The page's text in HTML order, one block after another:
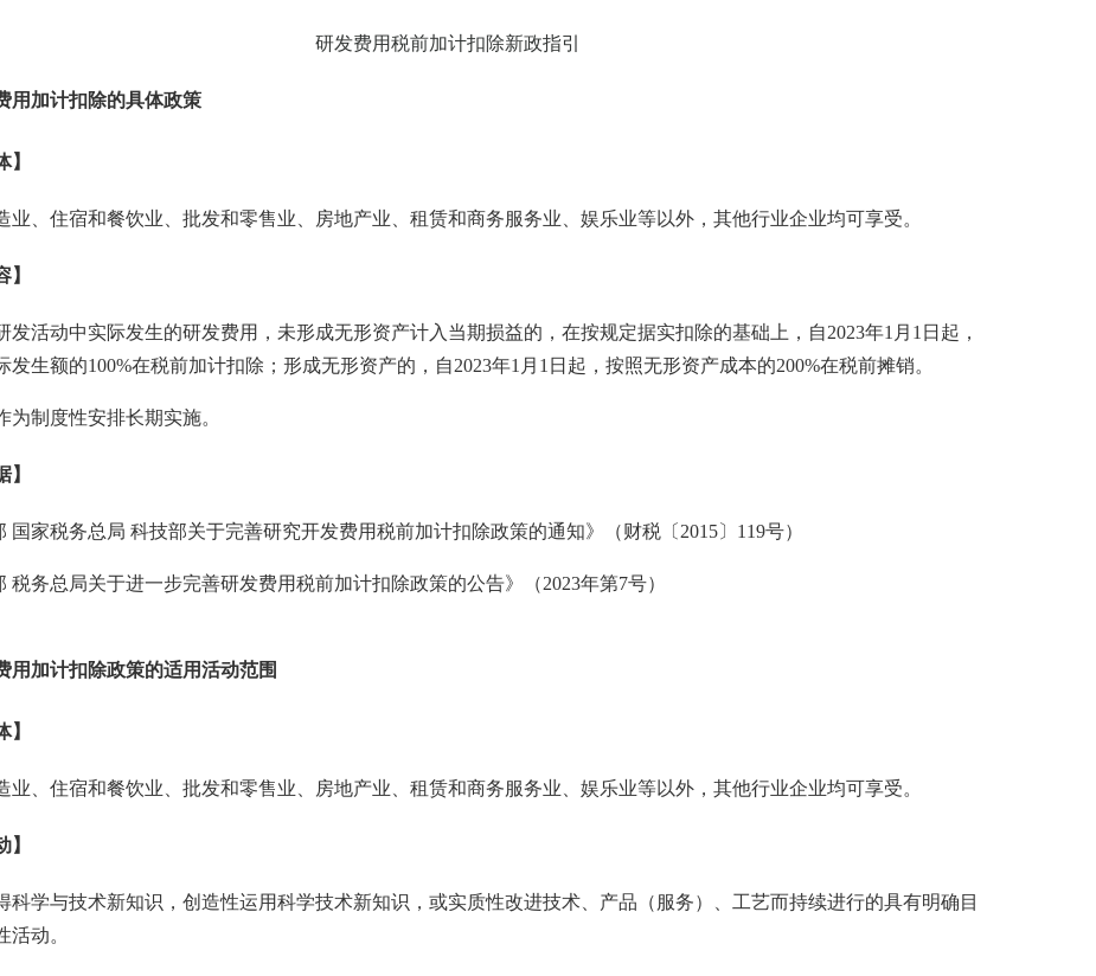
研发费用税前加计扣除新政指引
用加计扣除的具体政策
】
业、住宿和餐饮业、批发和零售业、房地产业、租赁和商务服务业、娱乐业等以外，其他行业企业均可享受。
】
发活动中实际发生的研发费用，未形成无形资产计入当期损益的，在按规定据实扣除的基础上，自2023年1月1日起，
发生额的100%在税前加计扣除；形成无形资产的，自2023年1月1日起，按照无形资产成本的200%在税前摊销。
为制度性安排长期实施。
】
国家税务总局 科技部关于完善研究开发费用税前加计扣除政策的通知》（财税〔2015〕119号）
税务总局关于进一步完善研发费用税前加计扣除政策的公告》（2023年第7号）
用加计扣除政策的适用活动范围
】
业、住宿和餐饮业、批发和零售业、房地产业、租赁和商务服务业、娱乐业等以外，其他行业企业均可享受。
】
科学与技术新知识，创造性运用科学技术新知识，或实质性改进技术、产品（服务）、工艺而持续进行的具有明确目
活动。